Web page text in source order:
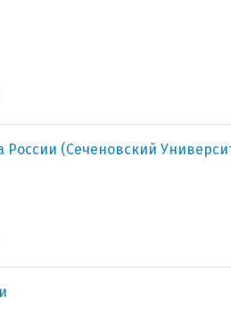
(Сеченовский